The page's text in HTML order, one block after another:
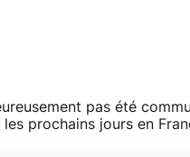
pas été
prochains jours en